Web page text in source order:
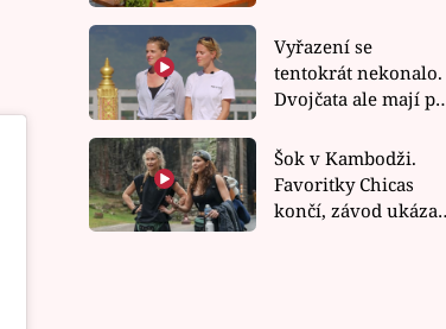
rychlé recepty
Vyřazení se
tentokrát nekonalo.
Dvojčata ale mají po
závodu nůž na krku
Šok v Kambodži.
Favoritky Chicas
končí, závod ukázal